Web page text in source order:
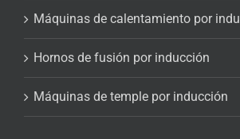
Máquinas de calentamiento por
Hornos de fusión por inducción
Máquinas de temple por inducción